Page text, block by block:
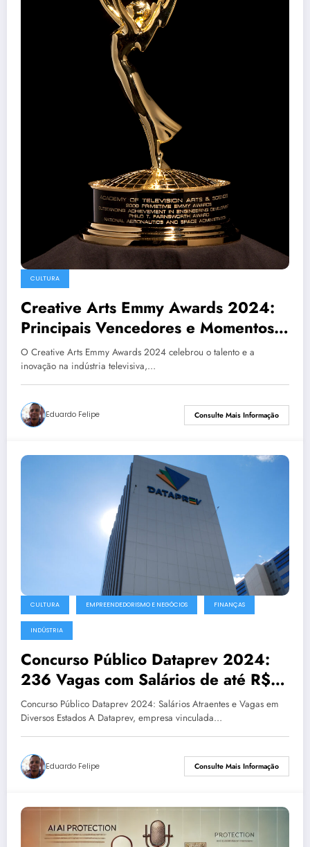
CULTURA
Creative Arts Emmy Awards 2024:
Principais Vencedores e Momentos
Imperdíveis
O Creative Arts Emmy Awards 2024 celebrou o talento e a
inovação na indústria televisiva,…
Eduardo Felipe Consulte Mais Informação
CULTURA EMPREENDEDORISMO E NEGÓCIOS FINANÇAS
INDÚSTRIA
Concurso Público Dataprev 2024:
236 Vagas com Salários de até R$
9.173
Concurso Público Dataprev 2024: Salários Atraentes e Vagas em
Diversos Estados A Dataprev, empresa vinculada…
Eduardo Felipe Consulte Mais Informação